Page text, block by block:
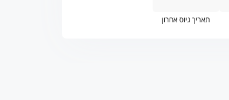
תאריך גיוס אחרון